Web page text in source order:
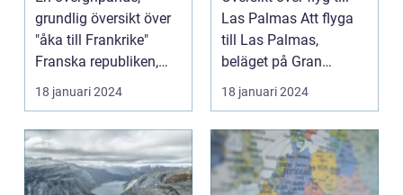
SKÖNHETEN
grundlig översikt över
"åka till Frankrike"
Franska republiken,
känt som Frankrike...
18 januari 2024
Las Palmas Att flyga
till Las Palmas,
beläget på Gran
Canaria i Spanien, er...
18 januari 2024